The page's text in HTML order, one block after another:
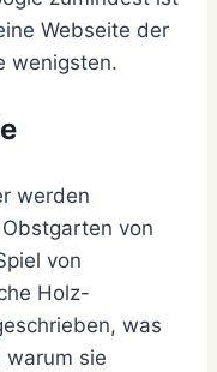
Webseite der
wenigsten.
werden
von
von
Holz-
was
warum sie